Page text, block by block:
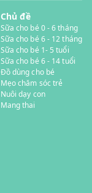
Chủ đề
Sữa cho bé 0 - 6 tháng
Sữa cho bé 6 - 12 tháng
Sữa cho bé 1- 5 tuổi
Sữa cho bé 6 - 14 tuổi
Đồ dùng cho bé
Mẹo chăm sóc trẻ
Nuôi dạy con
Mang thai